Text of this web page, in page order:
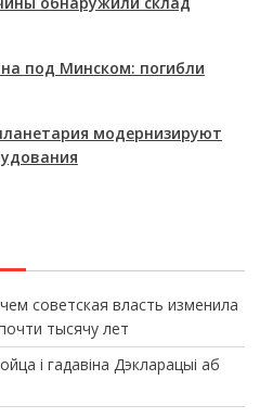
под Минском: погибли
модернизируют
советская власть изменила
тысячу лет
і гадавіна Дэкларацыі аб